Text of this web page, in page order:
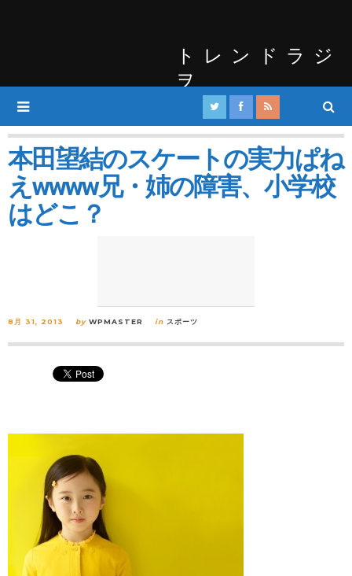
トレンドラジ
ヲ
本田望結のスケートの実力ぱね
えwwww兄・姉の障害、小学校
はどこ？
8月 31, 2013 by WPMASTER in スポーツ